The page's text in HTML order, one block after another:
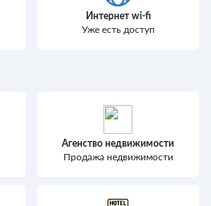
Интернет wi-fi
Уже есть доступ
Агенство недвижимости
Продажа недвижимости